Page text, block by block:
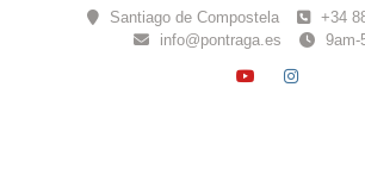
Santiago de Compostela
+34
info@pontraga.es
9am-
YOUTUBE